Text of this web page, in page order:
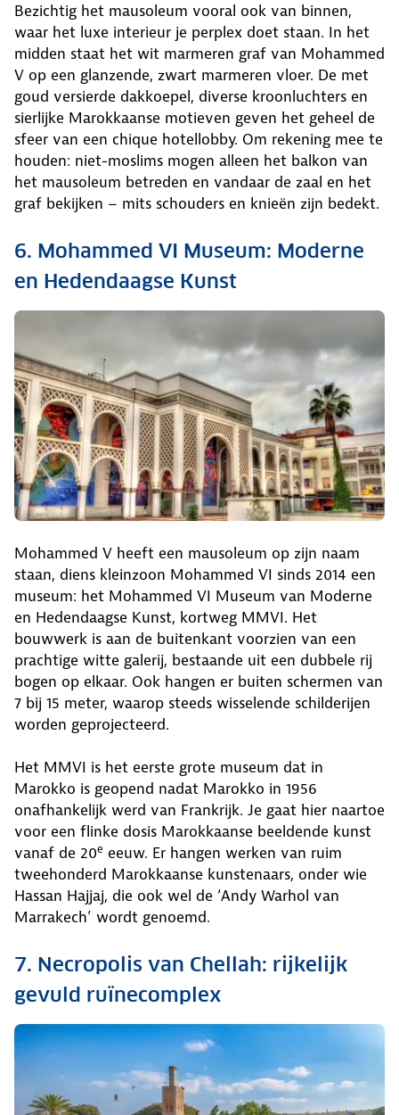
Bezichtig het mausoleum vooral ook van binnen,
waar het luxe interieur je perplex doet staan. In het
midden staat het wit marmeren graf van Mohammed
V op een glanzende, zwart marmeren vloer. De met
goud versierde dakkoepel, diverse kroonluchters en
sierlijke Marokkaanse motieven geven het geheel de
sfeer van een chique hotellobby. Om rekening mee te
houden: niet-moslims mogen alleen het balkon van
het mausoleum betreden en vandaar de zaal en het
graf bekijken – mits schouders en knieën zijn bedekt.
6. Mohammed VI Museum: Moderne
en Hedendaagse Kunst
Mohammed V heeft een mausoleum op zijn naam
staan, diens kleinzoon Mohammed VI sinds 2014 een
museum: het Mohammed VI Museum van Moderne
en Hedendaagse Kunst, kortweg MMVI. Het
bouwwerk is aan de buitenkant voorzien van een
prachtige witte galerij, bestaande uit een dubbele rij
bogen op elkaar. Ook hangen er buiten schermen van
7 bij 15 meter, waarop steeds wisselende schilderijen
worden geprojecteerd.
Het MMVI is het eerste grote museum dat in
Marokko is geopend nadat Marokko in 1956
onafhankelijk werd van Frankrijk. Je gaat hier naartoe
voor een flinke dosis Marokkaanse beeldende kunst
vanaf de 20e eeuw. Er hangen werken van ruim
tweehonderd Marokkaanse kunstenaars, onder wie
Hassan Hajjaj, die ook wel de ‘Andy Warhol van
Marrakech’ wordt genoemd.
7. Necropolis van Chellah: rijkelijk
gevuld ruïnecomplex